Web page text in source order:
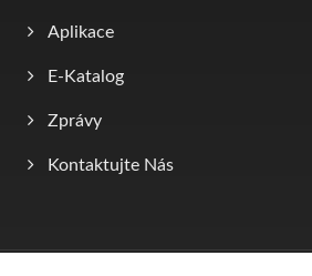
Aplikace
E-Katalog
Zprávy
Kontaktujte Nás